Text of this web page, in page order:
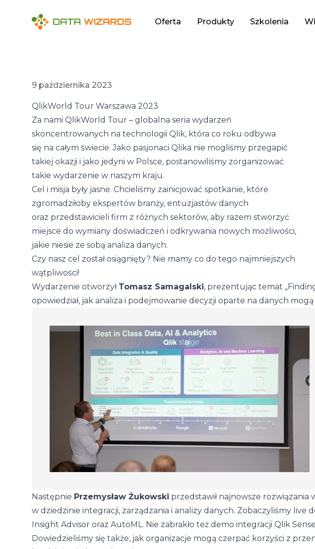
Oferta Produkty Szkolenia
9 października 2023
QlikWorld Tour Warszawa 2023
Za nami QlikWorld Tour – globalna seria wydarzeń
skoncentrowanych na technologii Qlik, która co roku odbywa
się na całym świecie. Jako pasjonaci Qlika nie mogliśmy przegapić
takiej okazji i jako jedyni w Polsce, postanowiliśmy zorganizować
takie wydarzenie w naszym kraju.
Cel i misja były jasne. Chcieliśmy zainicjować spotkanie, które
zgromadziłoby ekspertów branży, entuzjastów danych
oraz przedstawicieli firm z różnych sektorów, aby razem stworzyć
miejsce do wymiany doświadczeń i odkrywania nowych możliwości,
jakie niesie ze sobą analiza danych.
Czy nasz cel został osiągnięty? Nie mamy co do tego najmniejszych
wątpliwości!
Wydarzenie otworzył Tomasz Samagalski, prezentując temat
opowiedział, jak analiza i podejmowanie decyzji oparte na danych
Następnie Przemysław Żukowski przedstawił najnowsze
w dziedzinie integracji, zarządzania i analizy danych. Zobaczyliśmy
Insight Advisor oraz AutoML. Nie zabrakło też demo integracji Qlik
Dowiedzieliśmy się także, jak organizacje mogą czerpać korzyści z